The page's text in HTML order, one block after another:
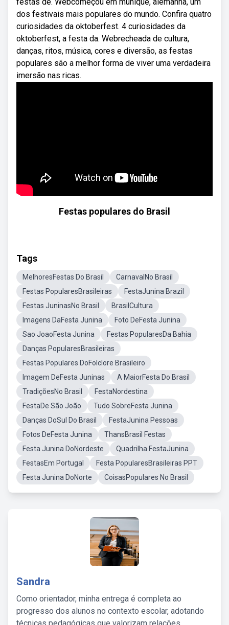
dos festivais mais populares do mundo. Confira quatro
curiosidades da oktoberfest. 4 curiosidades da
oktoberfest, a festa da. Webrecheada de cultura,
danças, ritos, música, cores e diversão, as festas
populares são a melhor forma de viver uma verdadeira
imersão nas ricas.
Festas populares do Brasil
Tags
MelhoresFestas Do Brasil
CarnavalNo Brasil
Festas PopularesBrasileiras
FestaJunina Brazil
Festas JuninasNo Brasil
BrasilCultura
Imagens DaFesta Junina
Foto DeFesta Junina
Sao JoaoFesta Junina
Festas PopularesDa Bahia
Danças PopularesBrasileiras
Festas Populares DoFolclore Brasileiro
Imagem DeFesta Juninas
A MaiorFesta Do Brasil
TradiçõesNo Brasil
FestaNordestina
FestaDe São João
Tudo SobreFesta Junina
Danças DoSul Do Brasil
FestaJunina Pessoas
Fotos DeFesta Junina
ThansBrasil Festas
Festa Junina DoNordeste
Quadrilha FestaJunina
FestasEm Portugal
Festa PopularesBrasileiras PPT
Festa Junina DoNorte
CoisasPopulares No Brasil
Sandra
Como orientador, minha entrega é completa ao
progresso dos alunos no contexto escolar, adotando